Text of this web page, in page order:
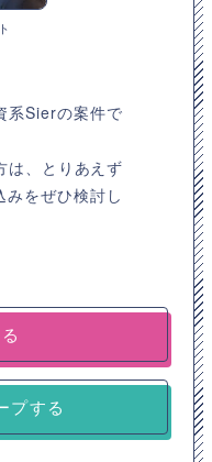
系Sierの案件で
は、とりあえず
をぜひ検討し
プする